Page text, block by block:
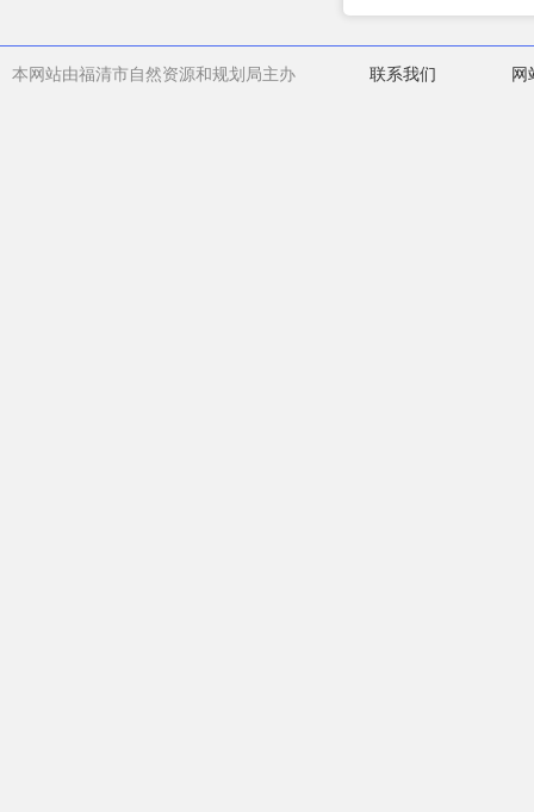
本网站由福清市自然资源和规划局主办 联系我们 网